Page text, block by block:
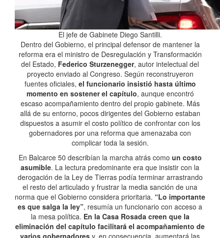
El jefe de Gabinete Diego Santilli.
Dentro del Gobierno, el principal defensor de mantener la
reforma era el ministro de Desregulación y Transformación
del Estado, Federico Sturzenegger, autor intelectual del
proyecto enviado al Congreso. Según reconstruyeron
fuentes oficiales, el funcionario insistió hasta último
momento en sostener el capítulo, aunque encontró
escaso acompañamiento dentro del propio gabinete. Más
allá de su entorno, pocos dirigentes del Gobierno estaban
dispuestos a asumir el costo político de confrontar con los
gobernadores por una reforma que amenazaba con
complicar toda la sesión.
En Balcarce 50 describían la marcha atrás como un costo
asumible. La lectura predominante era que insistir con la
derogación de la Ley de Tierras podía terminar arrastrando
el resto del articulado y frustrar la media sanción de una
norma que el Gobierno considera prioritaria. “Lo importante
es que salga la ley”, resumía un funcionario con acceso a
la mesa política. En la Casa Rosada creen que la
eliminación del capítulo facilitará el acompañamiento de
varios gobernadores y, en consecuencia, aumentará las